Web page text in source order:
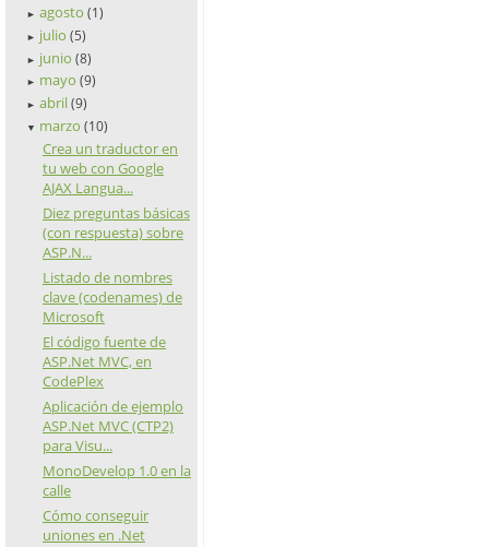
► agosto (1)
► julio (5)
► junio (8)
► mayo (9)
► abril (9)
▼ marzo (10)
Crea un traductor en
tu web con Google
AJAX Langua...
Diez preguntas básicas
(con respuesta) sobre
ASP.N...
Listado de nombres
clave (codenames) de
Microsoft
El código fuente de
ASP.Net MVC, en
CodePlex
Aplicación de ejemplo
ASP.Net MVC (CTP2)
para Visu...
MonoDevelop 1.0 en la
calle
Cómo conseguir
uniones en .Net